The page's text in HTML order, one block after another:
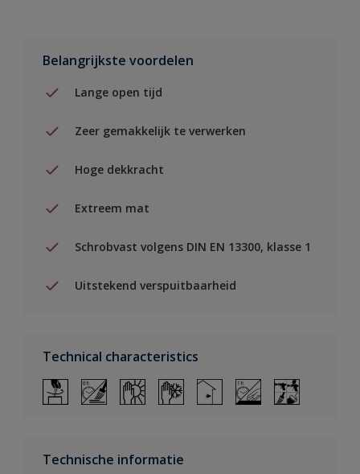
Belangrijkste voordelen
Lange open tijd
Zeer gemakkelijk te verwerken
Hoge dekkracht
Extreem mat
Schrobvast volgens DIN EN 13300, klasse 1
Uitstekend verspuitbaarheid
Technical characteristics
Technische informatie